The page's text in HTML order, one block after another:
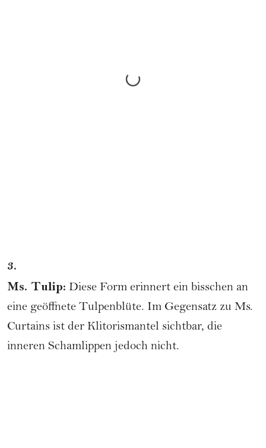
3.
Ms. Tulip: Diese Form erinnert ein bisschen an
eine geöffnete Tulpenblüte. Im Gegensatz zu Ms.
Curtains ist der Klitorismantel sichtbar, die
inneren Schamlippen jedoch nicht.